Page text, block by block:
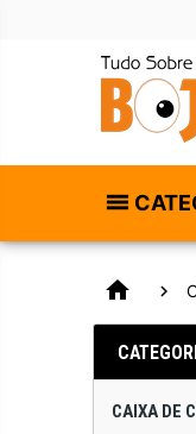
home
CAIXA DE